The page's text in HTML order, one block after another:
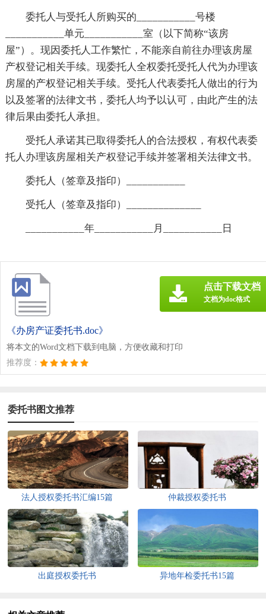
委托人与受托人所购买的___________号楼
___________单元___________室（以下简称“该房
屋”）。现因委托人工作繁忙，不能亲自前往办理该房屋
产权登记相关手续。现委托人全权委托受托人代为办理该
房屋的产权登记相关手续。受托人代表委托人做出的行为
以及签署的法律文书，委托人均予以认可，由此产生的法
律后果由委托人承担。
受托人承诺其已取得委托人的合法授权，有权代表委
托人办理该房屋相关产权登记手续并签署相关法律文书。
委托人（签章及指印）___________
受托人（签章及指印）______________
___________年___________月___________日
《办房产证委托书.doc》
将本文的Word文档下载到电脑，方便收藏和打印
推荐度：
点击下载文档
文档为doc格式
委托书图文推荐
法人授权委托书汇编15篇 仲裁授权委托书
出庭授权委托书 异地年检委托书15篇